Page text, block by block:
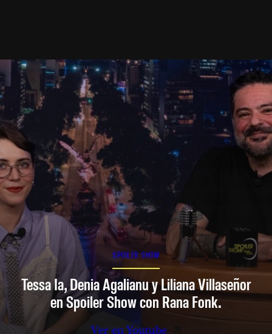
SPOILER SHOW
Tessa Ia, Denia Agalianu y Liliana Villaseñor
en Spoiler Show con Rana Fonk.
Ver en Youtube